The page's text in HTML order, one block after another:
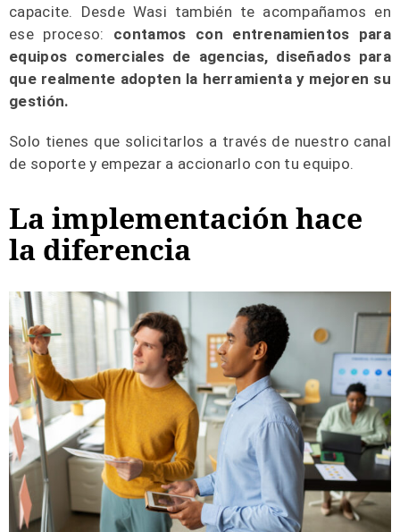
capacite. Desde Wasi también te acompañamos en
ese proceso: contamos con entrenamientos para
equipos comerciales de agencias, diseñados para
que realmente adopten la herramienta y mejoren su
gestión.
Solo tienes que solicitarlos a través de nuestro canal
de soporte y empezar a accionarlo con tu equipo.
La implementación hace
la diferencia